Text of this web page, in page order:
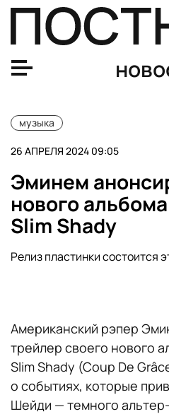
музыка
26 АПРЕЛЯ 2024 09:05
Эминем
нового
Slim Shady
Релиз пластинки состоится
Американский рэпер
трейлер своего нового
Slim Shady (Coup De
о событиях, которые
Шейди — темного
Израиль согласился